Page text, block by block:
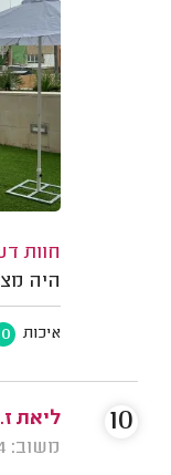
חוות
היה
איכות
ליאת
משוב: 26/03/2024
10